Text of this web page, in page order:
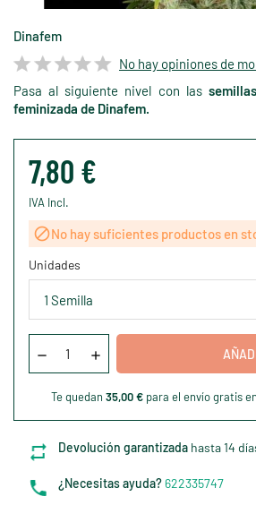
Dinafem
No hay opiniones de
Pasa al siguiente nivel con las
feminizada de Dinafem.
7,80 €
IVA Incl.
No hay suficientes productos en
Unidades
Te quedan 35,00 € para el envío gratis
Devolución garantizada hasta 14
¿Necesitas ayuda?622335747